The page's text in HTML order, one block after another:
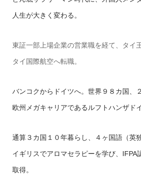
人生が大きく変わる。
東証一部上場企業の営業職を経て、タイ
タイ国際航空へ転職。
バンコクからドイツへ。世界９８カ国、
欧州メガキャリアであるルフトハンザド
通算３カ国１０年暮らし、４ヶ国語（英
イギリスでアロマセラピーを学び、IFPA
取得。